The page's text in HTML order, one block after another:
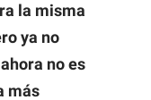
la misma
ya no
no es
más